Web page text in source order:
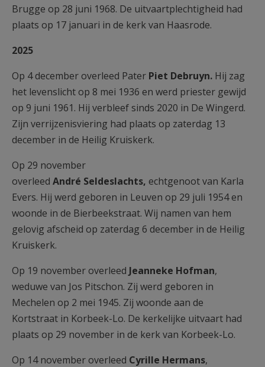
Brugge op 28 juni 1968. De uitvaartplechtigheid had
plaats op 17 januari in de kerk van Haasrode.
2025
Op 4 december overleed Pater Piet Debruyn. Hij zag
het levenslicht op 8 mei 1936 en werd priester gewijd
op 9 juni 1961. Hij verbleef sinds 2020 in De Wingerd.
Zijn verrijzenisviering had plaats op zaterdag 13
december in de Heilig Kruiskerk.
Op 29 november
overleed André Seldeslachts, echtgenoot van Karla
Evers. Hij werd geboren in Leuven op 29 juli 1954 en
woonde in de Bierbeekstraat. Wij namen van hem
gelovig afscheid op zaterdag 6 december in de Heilig
Kruiskerk.
Op 19 november overleed Jeanneke Hofman,
weduwe van Jos Pitschon. Zij werd geboren in
Mechelen op 2 mei 1945. Zij woonde aan de
Kortstraat in Korbeek-Lo. De kerkelijke uitvaart had
plaats op 29 november in de kerk van Korbeek-Lo.
Op 14 november overleed Cyrille Hermans,